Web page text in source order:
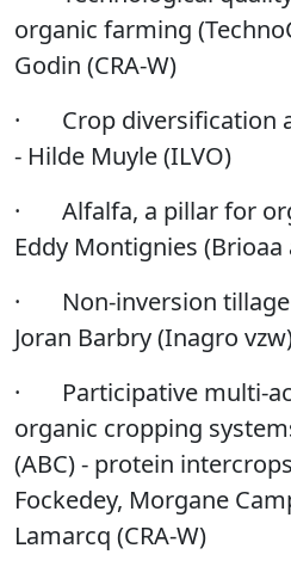
organic farming
Godin (CRA-W)
· Crop diversification
- Hilde Muyle (ILVO)
· Alfalfa, a pillar for
Eddy Montignies (Brioaa
· Non-inversion
Joran Barbry (Inagro
· Participative multi-
organic cropping
(ABC) - protein
Fockedey, Morgane
Lamarcq (CRA-W)